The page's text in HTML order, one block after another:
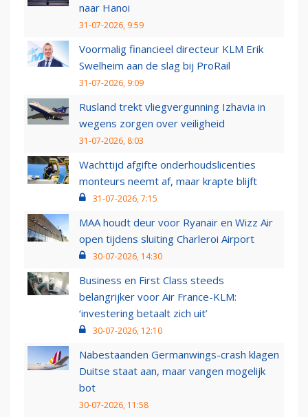
naar Hanoi
31-07-2026, 9:59
Voormalig financieel directeur KLM Erik
Swelheim aan de slag bij ProRail
31-07-2026, 9:09
Rusland trekt vliegvergunning Izhavia in
wegens zorgen over veiligheid
31-07-2026, 8:03
Wachttijd afgifte onderhoudslicenties
monteurs neemt af, maar krapte blijft
31-07-2026, 7:15
MAA houdt deur voor Ryanair en Wizz Air
open tijdens sluiting Charleroi Airport
30-07-2026, 14:30
Business en First Class steeds
belangrijker voor Air France-KLM:
‘investering betaalt zich uit’
30-07-2026, 12:10
Nabestaanden Germanwings-crash klagen
Duitse staat aan, maar vangen mogelijk
bot
30-07-2026, 11:58